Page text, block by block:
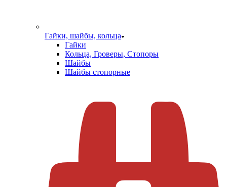
Гайки, шайбы, кольца
Гайки
Кольца, Гроверы, Стопоры
Шайбы
Шайбы стопорные